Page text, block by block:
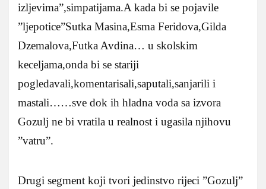
izljevima”,simpatijama.A kada bi se pojavile
”ljepotice”Sutka Masina,Esma Feridova,Gilda
Dzemalova,Futka Avdina… u skolskim
keceljama,onda bi se stariji
pogledavali,komentarisali,saputali,sanjarili i
mastali……sve dok ih hladna voda sa izvora
Gozulj ne bi vratila u realnost i ugasila njihovu
”vatru”.
Drugi segment koji tvori jedinstvo rijeci ”Gozulj”